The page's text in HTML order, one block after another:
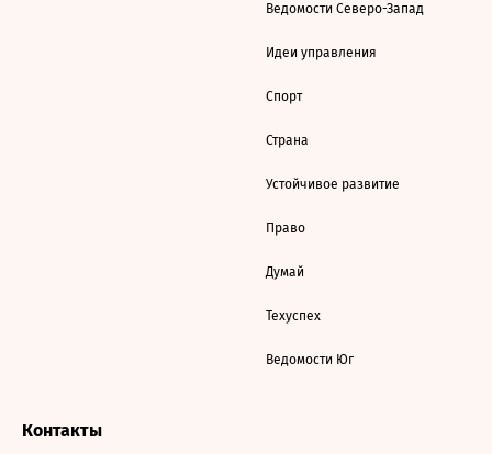
Ведомости Северо-Запад
Идеи управления
Спорт
Страна
Устойчивое развитие
Право
Думай
Техуспех
Ведомости Юг
Контакты